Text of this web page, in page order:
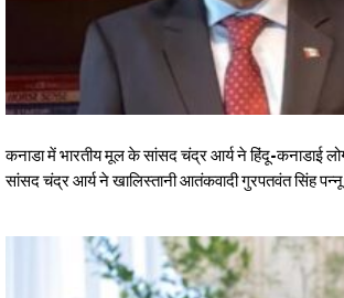
कनाडा में भारतीय मूल के सांसद चंद्र आर्य ने हिंदू-कनाडाई
सांसद चंद्र आर्य ने खालिस्तानी आतंकवादी गुरपतवंत सिंह